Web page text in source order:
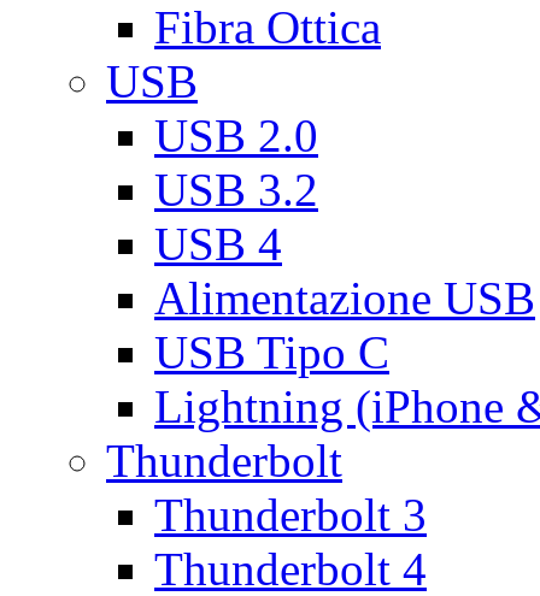
Fibra Ottica
USB
USB 2.0
USB 3.2
USB 4
Alimentazione USB
USB Tipo C
Lightning (iPhone
Thunderbolt
Thunderbolt 3
Thunderbolt 4